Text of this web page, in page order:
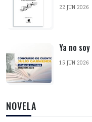
22 JUN 2026
Ya no
15 JUN 2026
NOVELA